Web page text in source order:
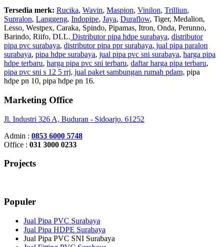
Tersedia merk: Rucika, Wavin, Maspion, Vinilon, Trilliun,
Supralon, Langgeng, Indopipe, Jaya, Duraflow, Tiger, Medalion,
Lesso, Westpex, Caraka, Spindo, Pipamas, Itron, Onda, Perunno,
Barindo, Riifo, DLL. Distributor pipa hdpe surabaya, distributor
pipa pvc surabaya, distributor pipa ppr surabaya, jual pipa paralon
surabaya, pipa hdpe surabaya, jual pipa pvc sni surabaya, harga pipa
hdpe terbaru, harga pipa pvc sni terbaru, daftar harga pipa terbaru,
pipa pvc sni s 12 5 rrj, jual paket sambungan rumah pdam, pipa
hdpe pn 10, pipa hdpe pn 16.
Marketing Office
Jl. Industri 326 A, Buduran - Sidoarjo. 61252
Admin : 0853 6000 5748
Office : 031 3000 0233
Projects
Populer
Jual Pipa PVC Surabaya
Jual Pipa HDPE Surabaya
Jual Pipa PVC SNI Surabaya